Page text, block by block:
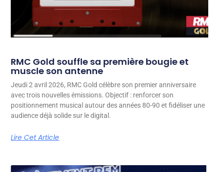
RMC Gold souffle sa première bougie et
muscle son antenne
Jeudi 2 avril 2026, RMC Gold célèbre son premier anniversaire
avec trois nouvelles émissions. Objectif : renforcer son
positionnement musical autour des années 80-90 et fidéliser une
audience déjà solide sur le digital.
Lire Cet Article